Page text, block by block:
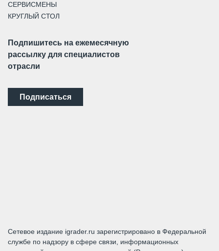
СЕРВИСМЕНЫ
КРУГЛЫЙ СТОЛ
Подпишитесь на ежемесячную
рассылку для специалистов
отрасли
Подписаться
Сетевое издание igrader.ru зарегистрировано в Федеральной
службе по надзору в сфере связи, информационных